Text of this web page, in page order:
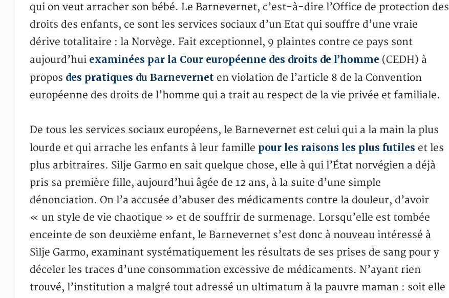
qui on veut arracher son bébé. Le Barnevernet, c’est-à-dire l’Office de protection des
droits des enfants, ce sont les services sociaux d’un Etat qui souffre d’une vraie
dérive totalitaire : la Norvège. Fait exceptionnel, 9 plaintes contre ce pays sont
aujourd’hui examinées par la Cour européenne des droits de l’homme (CEDH) à
propos des pratiques du Barneverneten violation de l’article 8 de la Convention
européenne des droits de l’homme qui a trait au respect de la vie privée et familiale.
De tous les services sociaux européens, le Barnevernet est celui qui a la main la plus
lourde et qui arrache les enfants à leur famille pour les raisons les plus futiles et les
plus arbitraires. Silje Garmo en sait quelque chose, elle à qui l’État norvégien a déjà
pris sa première fille, aujourd’hui âgée de 12 ans, à la suite d’une simple
dénonciation. On l’a accusée d’abuser des médicaments contre la douleur, d’avoir
« un style de vie chaotique » et de souffrir de surmenage. Lorsqu’elle est tombée
enceinte de son deuxième enfant, le Barnevernet s’est donc à nouveau intéressé à
Silje Garmo, examinant systématiquement les résultats de ses prises de sang pour y
déceler les traces d’une consommation excessive de médicaments. N’ayant rien
trouvé, l’institution a malgré tout adressé un ultimatum à la pauvre maman : soit elle